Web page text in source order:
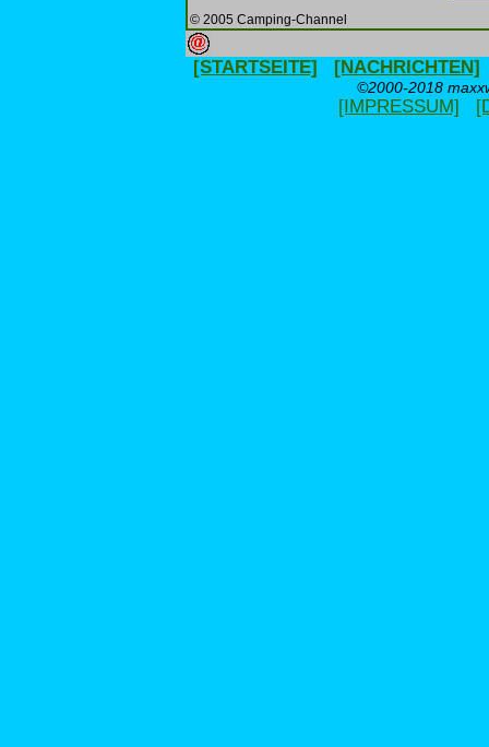
© 2005 Camping-Channel
[STARTSEITE] [NACHRICHTEN]
©2000-2018
[IMPRESSUM]